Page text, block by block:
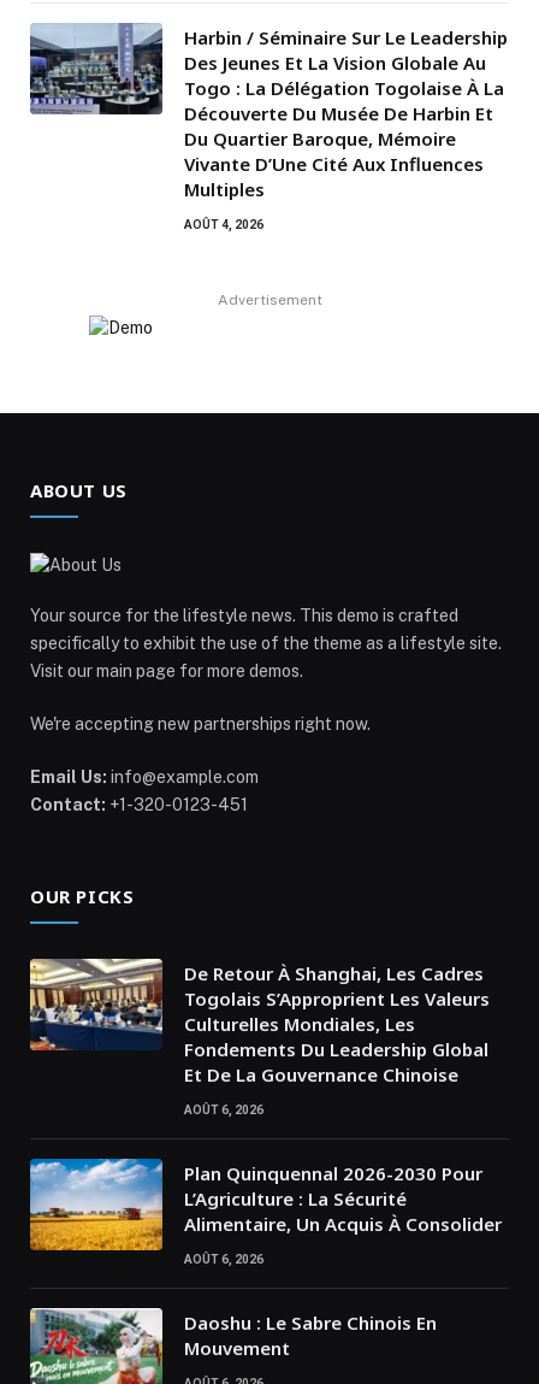
Harbin / Séminaire Sur Le Leadership
Des Jeunes Et La Vision Globale Au
Togo : La Délégation Togolaise À La
Découverte Du Musée De Harbin Et
Du Quartier Baroque, Mémoire
Vivante D’Une Cité Aux Influences
Multiples
AOÛT 4, 2026
Advertisement
ABOUT US
Your source for the lifestyle news. This demo is crafted
specifically to exhibit the use of the theme as a lifestyle site.
Visit our main page for more demos.
We're accepting new partnerships right now.
Email Us: info@example.com
Contact: +1-320-0123-451
OUR PICKS
De Retour À Shanghai, Les Cadres
Togolais S’Approprient Les Valeurs
Culturelles Mondiales, Les
Fondements Du Leadership Global
Et De La Gouvernance Chinoise
AOÛT 6, 2026
Plan Quinquennal 2026-2030 Pour
L’Agriculture : La Sécurité
Alimentaire, Un Acquis À Consolider
AOÛT 6, 2026
Daoshu : Le Sabre Chinois En
Mouvement